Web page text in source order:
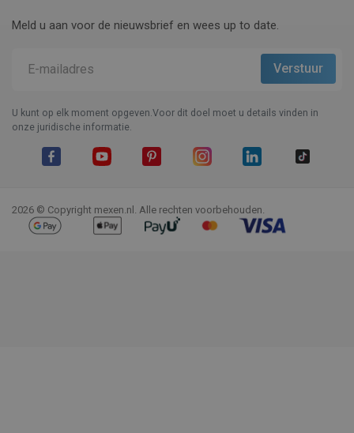
Meld u aan voor de nieuwsbrief en wees up to date.
U kunt op elk moment opgeven.Voor dit doel moet u details vinden in
onze juridische informatie.
2026 © Copyright mexen.nl. Alle rechten voorbehouden.